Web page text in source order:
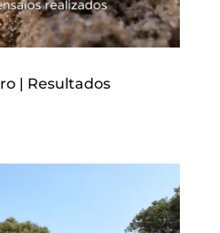
| Resultados